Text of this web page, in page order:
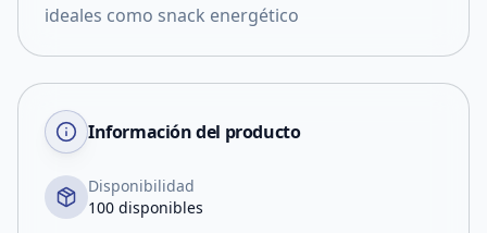
ideales como snack energético
Información del producto
Disponibilidad
100 disponibles